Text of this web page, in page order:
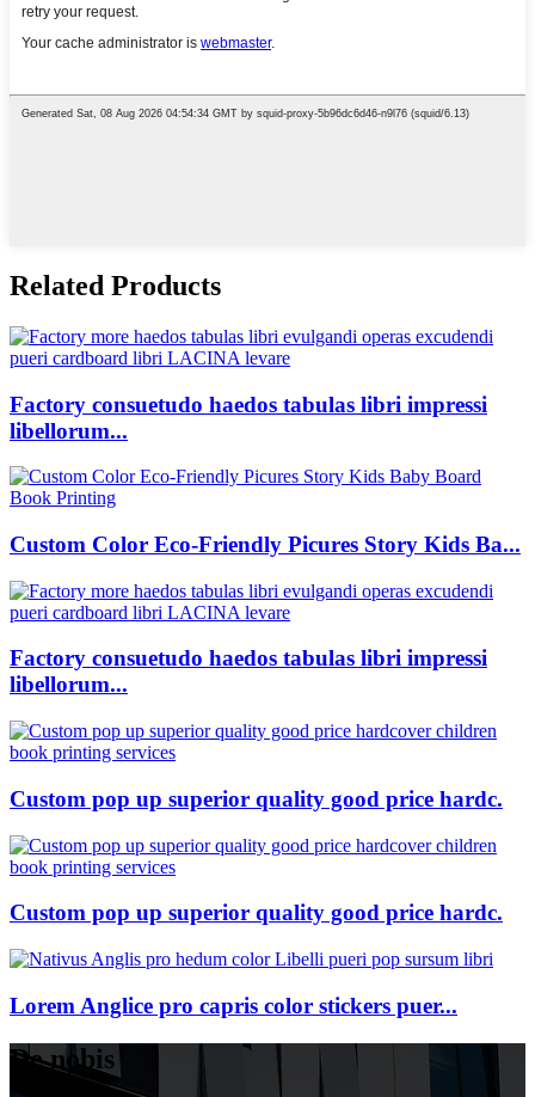
Related Products
Factory consuetudo haedos tabulas libri impressi
libellorum...
Custom Color Eco-Friendly Picures Story Kids Ba...
Factory consuetudo haedos tabulas libri impressi
libellorum...
Custom pop up superior quality good price hardc.
Custom pop up superior quality good price hardc.
Lorem Anglice pro capris color stickers puer...
De nobis